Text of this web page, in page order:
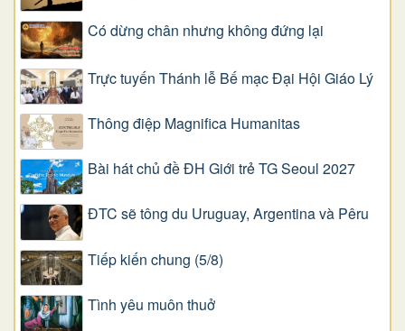
Có dừng chân nhưng không đứng lại
Trực tuyến Thánh lễ Bế mạc Đại Hội Giáo Lý
Thông điệp Magnifica Humanitas
Bài hát chủ đề ĐH Giới trẻ TG Seoul 2027
ĐTC sẽ tông du Uruguay, Argentina và Pêru
Tiếp kiến chung (5/8)
Tình yêu muôn thuở